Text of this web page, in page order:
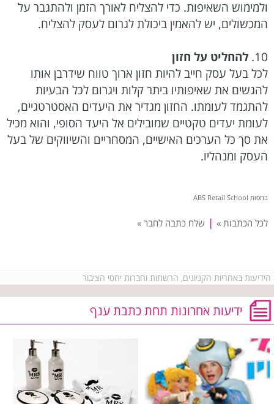
ולמימוש השאיפות. כדי להצליח לאורך הזמן ולהתגבר על
המכשולים, יש להאמין ביכולת לגרום לעסק להצליח.
10. להחליט על חזון
לכל בעל עסק חייב להיות חזון ארוך טווח שידרבן אותו
להגשים את שאיפותיו ביתר קלות ויגרום לכל הבעיות
להתגמד לעומתו. החזון מגדיר את היעדים האסטרטגיים,
לעומת יעדים טקטיים שמובילים אל היעד הסופי, והוא מכיל
את סך כל הערכים האישיים, המסחריים והשיווקים של בעל
העסק ומנהליו.
בחסות ABS Retail School
לכל הכתבות » | שלח כתבה לחבר »
הידיעות באחריות הקניונים, הרשתות וחברות יחסי הציבור
ידיעות אחרונות תחת כתבת ענף